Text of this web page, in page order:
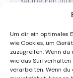
Um dir ein optimales
wie Cookies, um
zuzugreifen. Wenn
wie das
verarbeiten. Wenn
Tänzelfestweg
26. JUNI 2022